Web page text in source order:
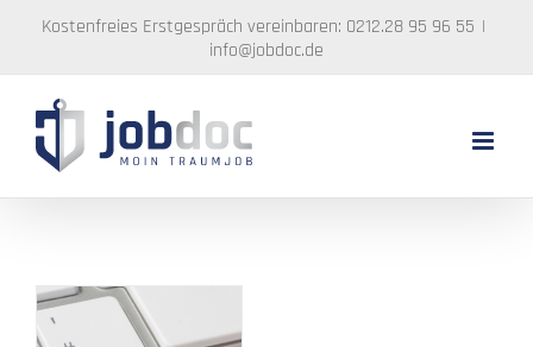
springen
Kostenfreies Erstgespräch vereinbaren: 0212.28 95 96 55 |
info@jobdoc.de